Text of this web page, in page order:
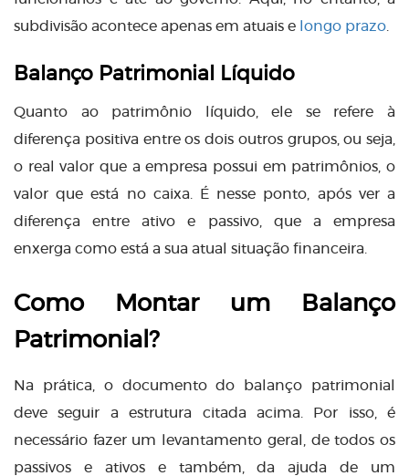
subdivisão acontece apenas em atuais e longo prazo
Balanço Patrimonial Líquido
Quanto ao patrimônio líquido, ele se refere à
diferença positiva entre os dois outros grupos, ou seja,
o real valor que a empresa possui em patrimônios, o
valor que está no caixa. É nesse ponto, após ver a
diferença entre ativo e passivo, que a empresa
enxerga como está a sua atual situação financeira.
Como Montar um Balanço
Patrimonial?
Na prática, o documento do balanço patrimonial
deve seguir a estrutura citada acima. Por isso, é
necessário fazer um levantamento geral, de todos os
passivos e ativos e também, da ajuda de um